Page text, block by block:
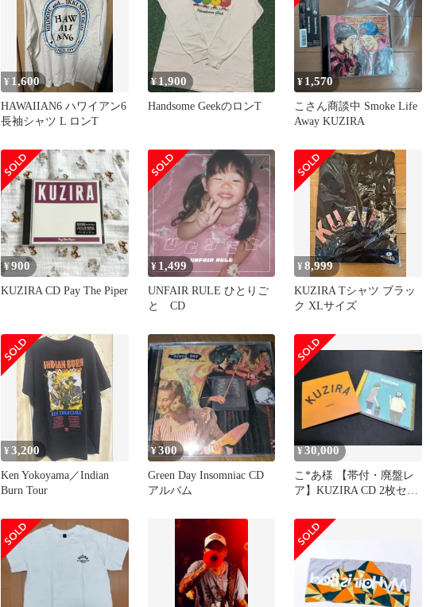
¥ 1,600
HAWAIIAN6 ハワイアン6
長袖シャツ L ロンT
¥ 1,900
Handsome GeekのロンT
¥ 1,570
こさん商談中 Smoke Life
Away KUZIRA
¥900
KUZIRA CD Pay The Piper
¥ 1,499
UNFAIR RULE ひとりご
と CD
¥8,999
KUZIRA Tシャツ ブラッ
ク XLサイズ
¥3,200
Ken Yokoyama／Indian
Burn Tour
¥300
Green Day Insomniac CD
アルバム
¥30,000
こ*あ様 ​【帯付・廃盤レ
ア】KUZIRA CD 2枚セッ